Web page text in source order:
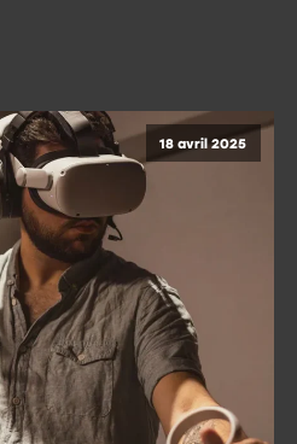
18 avril 2025